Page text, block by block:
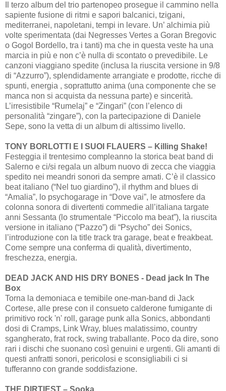
Il terzo album del trio partenopeo prosegue il cammino nella
sapiente fusione di ritmi e sapori balcanici, tzigani,
mediterranei, napoletani, tempi in levare. Un’ alchimia più
volte sperimentata (dai Negresses Vertes a Goran Bregovic
o Gogol Bordello, tra i tanti) ma che in questa veste ha una
marcia in più e non c’è nulla di scontato o prevedibile. Le
canzoni viaggiano spedite (inclusa la riuscita versione in 9/8
di “Azzurro”), splendidamente arrangiate e prodotte, ricche di
spunti, energia , soprattutto anima (una componente che se
manca non si acquista da nessuna parte) e sincerità.
L’irresistibile “Rumelaj” e “Zingari” (con l’elenco di
personalità “zingare”), con la partecipazione di Daniele
Sepe, sono la vetta di un album di altissimo livello.
TONY BORLOTTI E I SUOI FLAUERS – Killing Shake!
Festeggia il trentesimo compleanno la storica beat band di
Salerno e ci/si regala un album nuovo di zecca che viaggia
spedito nei meandri sonori da sempre amati. C’è il classico
beat italiano (“Nel tuo giardino”), il rhythm and blues di
“Amalia”, lo psychogarage in “Dove vai”, le atmosfere da
colonna sonora di divertenti commedie all’italiana targate
anni Sessanta (lo strumentale “Piccolo ma beat”), la riuscita
versione in italiano (“Pazzo”) di “Psycho” dei Sonics,
l’introduzione con la title track tra garage, beat e freakbeat.
Come sempre una conferma di qualità, divertimento,
freschezza, energia.
DEAD JACK AND HIS DRY BONES - Dead jack In The
Box
Torna la demoniaca e temibile one-man-band di Jack
Cortese, alle prese con il consueto calderone fumigante di
primitivo rock 'n' roll, garage punk alla Sonics, abbondanti
dosi di Cramps, Link Wray, blues malatissimo, country
sgangherato, frat rock, swing traballante. Poco da dire, sono
rari i dischi che suonano così genuini e urgenti. Gli amanti di
questi anfratti sonori, pericolosi e sconsigliabili ci si
tufferanno con grande soddisfazione.